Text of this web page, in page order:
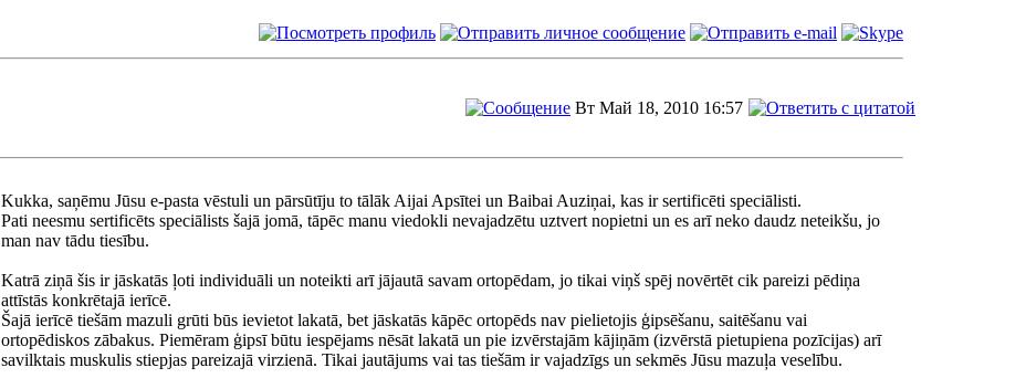
Вт Май 18, 2010 16:57
Kukka, saņēmu Jūsu e-pasta vēstuli un pārsūtīju to tālāk Aijai Apsītei un Baibai Auziņai, kas ir sertificēti speciālisti.
Pati neesmu sertificēts speciālists šajā jomā, tāpēc manu viedokli nevajadzētu uztvert nopietni un es arī neko daudz neteikšu, jo
man nav tādu tiesību.
Katrā ziņā šis ir jāskatās ļoti individuāli un noteikti arī jājautā savam ortopēdam, jo tikai viņš spēj novērtēt cik pareizi pēdiņa
attīstās konkrētajā ierīcē.
Šajā ierīcē tiešām mazuli grūti būs ievietot lakatā, bet jāskatās kāpēc ortopēds nav pielietojis ģipsēšanu, saitēšanu vai
ortopēdiskos zābakus. Piemēram ģipsī būtu iespējams nēsāt lakatā un pie izvērstajām kājiņām (izvērstā pietupiena pozīcijas) arī
savilktais muskulis stiepjas pareizajā virzienā. Tikai jautājums vai tas tiešām ir vajadzīgs un sekmēs Jūsu mazuļa veselību.